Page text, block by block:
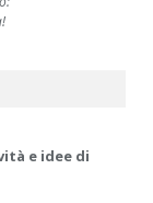
e idee di